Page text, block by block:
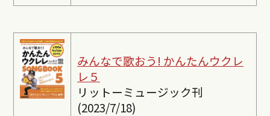
みんなで歌おう! かんたんウクレ
レ５
リットーミュージック刊
(2023/7/18)